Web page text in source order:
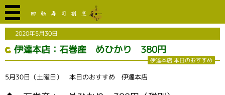
2020年5月30日
伊達本店：石巻産 めひかり 380円
伊達本店 本日のおすすめ
5月30日（土曜日） 本日のおすすめ 伊達本店